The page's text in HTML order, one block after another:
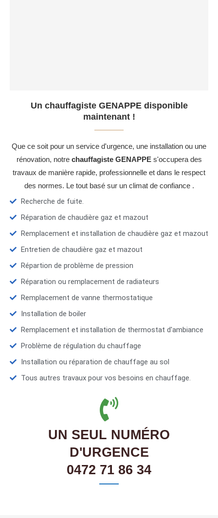
Un chauffagiste GENAPPE disponible
maintenant !
Que ce soit pour un service d'urgence, une installation ou une
rénovation, notre chauffagiste GENAPPEs'occupera des
travaux de manière rapide, professionnelle et dans le respect
des normes. Le tout basé sur un climat de confiance .
Recherche de fuite.
Réparation de chaudière gaz et mazout
Remplacement et installation de chaudière gaz et mazout
Entretien de chaudière gaz et mazout
Répartion de problème de pression
Réparation ou remplacement de radiateurs
Remplacement de vanne thermostatique
Installation de boiler
Remplacement et installation de thermostat d'ambiance
Problème de régulation du chauffage
Installation ou réparation de chauffage au sol
Tous autres travaux pour vos besoins en chauffage.
UN SEUL NUMÉRO
D'URGENCE
0472 71 86 34